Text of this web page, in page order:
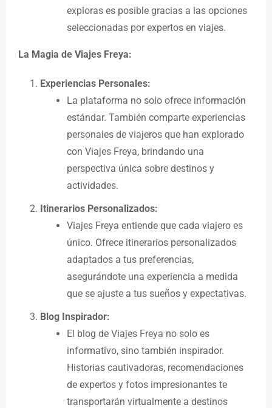
exploras es posible gracias a las opciones
seleccionadas por expertos en viajes.
La Magia de Viajes Freya:
Experiencias Personales:
La plataforma no solo ofrece información
estándar. También comparte experiencias
personales de viajeros que han explorado
con Viajes Freya, brindando una
perspectiva única sobre destinos y
actividades.
Itinerarios Personalizados:
Viajes Freya entiende que cada viajero es
único. Ofrece itinerarios personalizados
adaptados a tus preferencias,
asegurándote una experiencia a medida
que se ajuste a tus sueños y expectativas.
Blog Inspirador:
El blog de Viajes Freya no solo es
informativo, sino también inspirador.
Historias cautivadoras, recomendaciones
de expertos y fotos impresionantes te
transportarán virtualmente a destinos